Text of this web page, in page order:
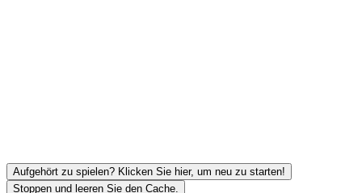
Aufgehört zu spielen? Klicken Sie hier, um neu zu starten!
Stoppen und leeren Sie den Cache.